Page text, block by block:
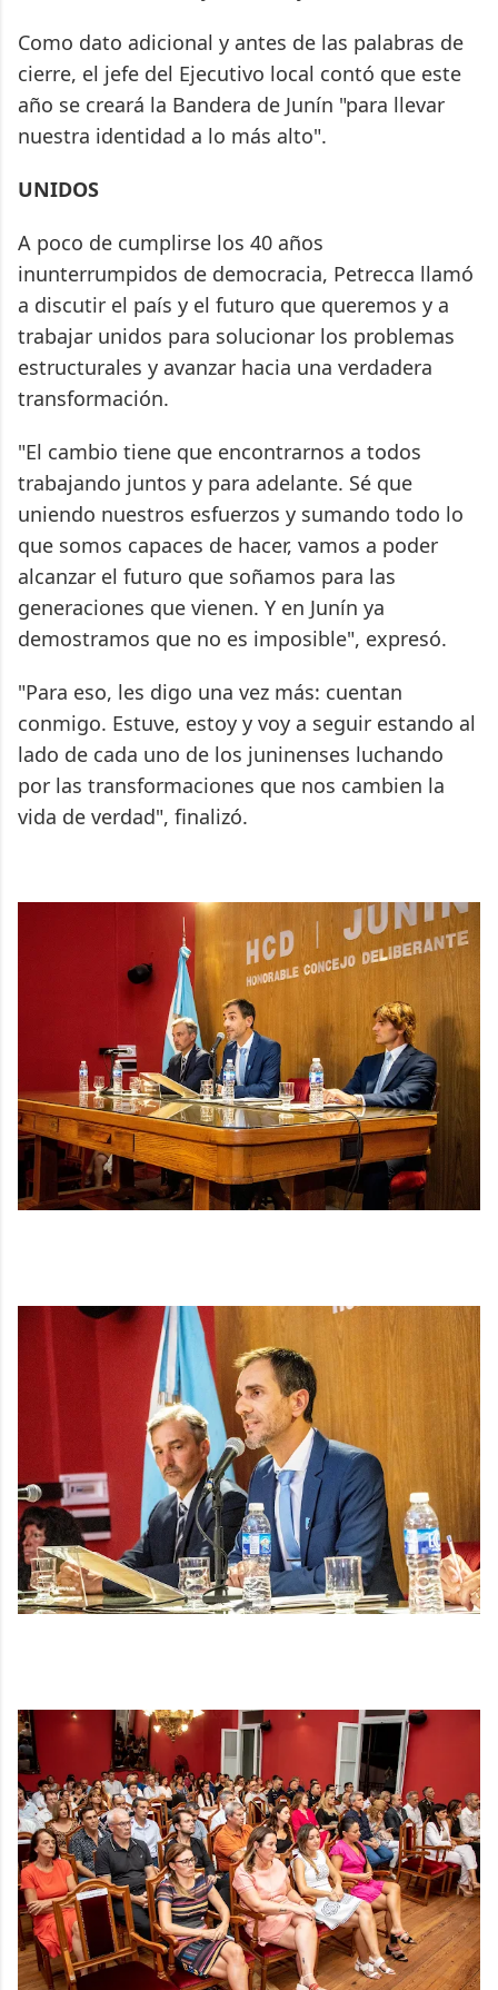
Como dato adicional y antes de las palabras de
cierre, el jefe del Ejecutivo local contó que este
año se creará la Bandera de Junín "para llevar
nuestra identidad a lo más alto".
UNIDOS
A poco de cumplirse los 40 años
inunterrumpidos de democracia, Petrecca llamó
a discutir el país y el futuro que queremos y a
trabajar unidos para solucionar los problemas
estructurales y avanzar hacia una verdadera
transformación.
"El cambio tiene que encontrarnos a todos
trabajando juntos y para adelante. Sé que
uniendo nuestros esfuerzos y sumando todo lo
que somos capaces de hacer, vamos a poder
alcanzar el futuro que soñamos para las
generaciones que vienen. Y en Junín ya
demostramos que no es imposible", expresó.
"Para eso, les digo una vez más: cuentan
conmigo. Estuve, estoy y voy a seguir estando al
lado de cada uno de los juninenses luchando
por las transformaciones que nos cambien la
vida de verdad", finalizó.